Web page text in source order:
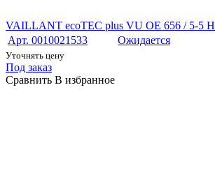
VAILLANT ecoTEC plus VU OE 656 / 5-5 H
Арт. 0010021533
Ожидается
Уточнять цену
Под заказ
Сравнить В избранное